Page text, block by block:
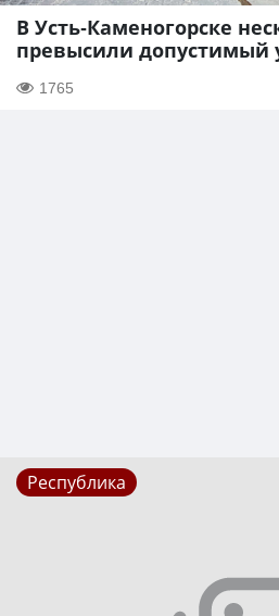
В Усть-Каменогорске
превысили допустимый
1765
Республика